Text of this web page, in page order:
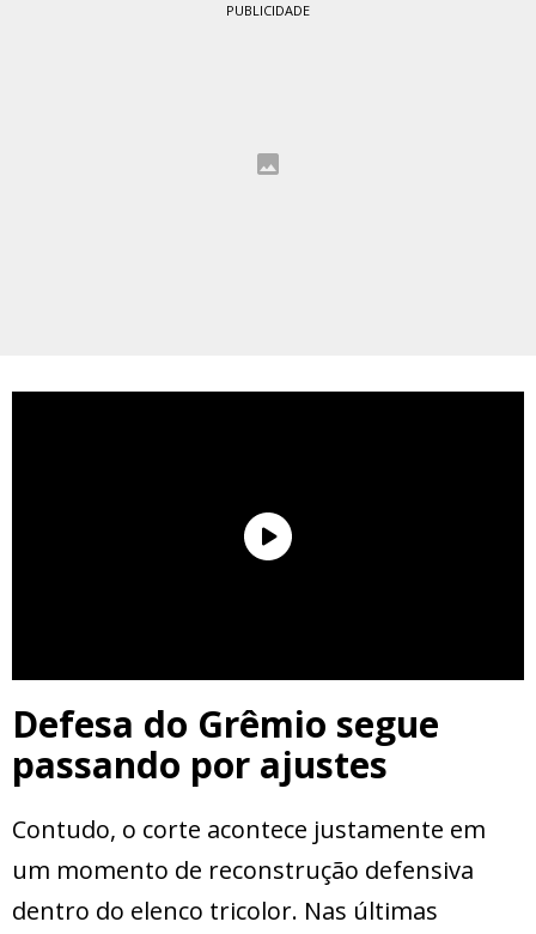
PUBLICIDADE
Defesa do Grêmio segue
passando por ajustes
Contudo, o corte acontece justamente em
um momento de reconstrução defensiva
dentro do elenco tricolor. Nas últimas